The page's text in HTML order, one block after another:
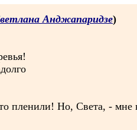
Анджапаридзе)
пленили! Но, Света, - мне